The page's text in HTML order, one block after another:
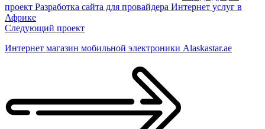
проект Разработка сайта для провайдера Интернет услуг в
Африке
Следующий проект
Интернет магазин мобильной электроники Alaskastar.ae